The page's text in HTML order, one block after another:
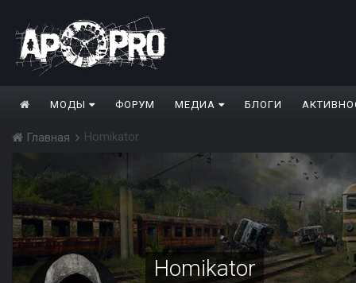
МОДЫ ФОРУМ МЕДИА БЛОГИ
Главная Homikator
Homikator